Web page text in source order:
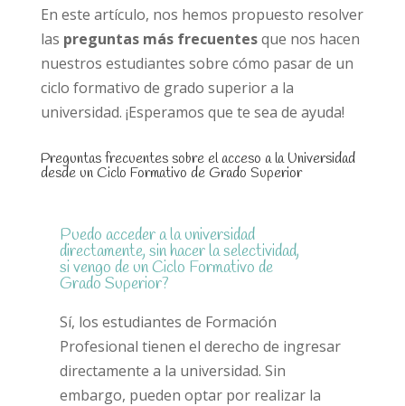
En este artículo, nos hemos propuesto resolver
las preguntas más frecuentesque nos hacen
nuestros estudiantes sobre cómo pasar de un
ciclo formativo de grado superior a la
universidad. ¡Esperamos que te sea de ayuda!
Preguntas frecuentes sobre el acceso a la Universidad
desde un Ciclo Formativo de Grado Superior
Puedo acceder a la universidad
directamente, sin hacer la selectividad,
si vengo de un Ciclo Formativo de
Grado Superior?
Sí, los estudiantes de Formación
Profesional tienen el derecho de ingresar
directamente a la universidad. Sin
embargo, pueden optar por realizar la